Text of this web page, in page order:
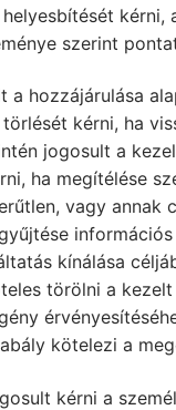
kérni,
szerint
a hozzájárulása
kérni, ha
jogosult a
ha megítélése
vagy annak
kínálása
törölni a
kötelezi a
kérni a